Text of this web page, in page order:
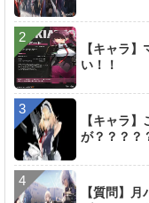
【キャラ
い！！
【キャラ
が？？？？
【質問】